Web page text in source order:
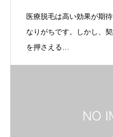
医療脱毛は高い効果が期
なりがちです。しかし、
を押さえる…